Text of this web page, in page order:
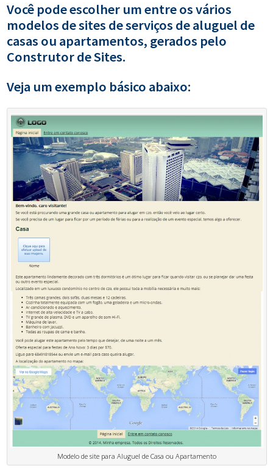
Você pode escolher um entre os vários
modelos de sites de serviços de aluguel de
casas ou apartamentos, gerados pelo
Construtor de Sites.
Veja um exemplo básico abaixo:
Modelo de site para Aluguel de Casa ou Apartamento